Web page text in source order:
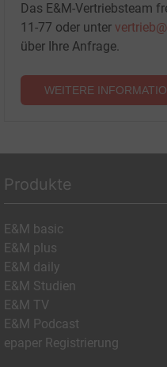
Das E&M-Vertriebsteam
11-77 oder unter
über Ihre Anfrage.
WEITERE
Produkte
E&M basic
E&M plus
E&M daily
E&M Studien
E&M TV
E&M Podcast
epaper Registrierung